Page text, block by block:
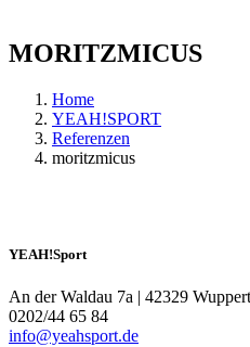
MORITZMICUS
Home
YEAH!SPORT
Referenzen
moritzmicus
YEAH!Sport
An der Waldau 7a | 42329
0202/44 65 84
info@yeahsport.de